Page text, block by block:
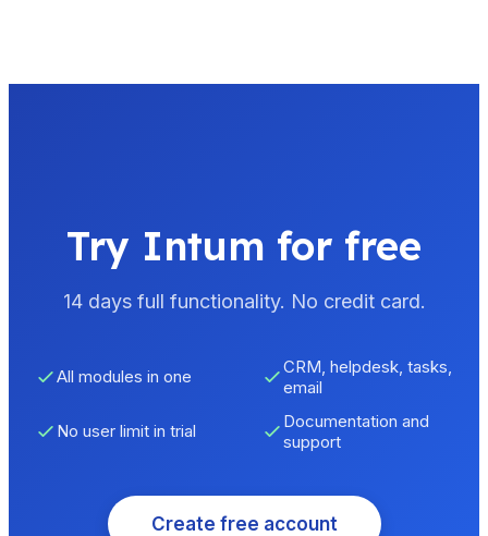
Try Intum for free
14 days full functionality. No credit card.
All modules in one
CRM, helpdesk, tasks,
email
No user limit in trial
Documentation and
support
Create free account